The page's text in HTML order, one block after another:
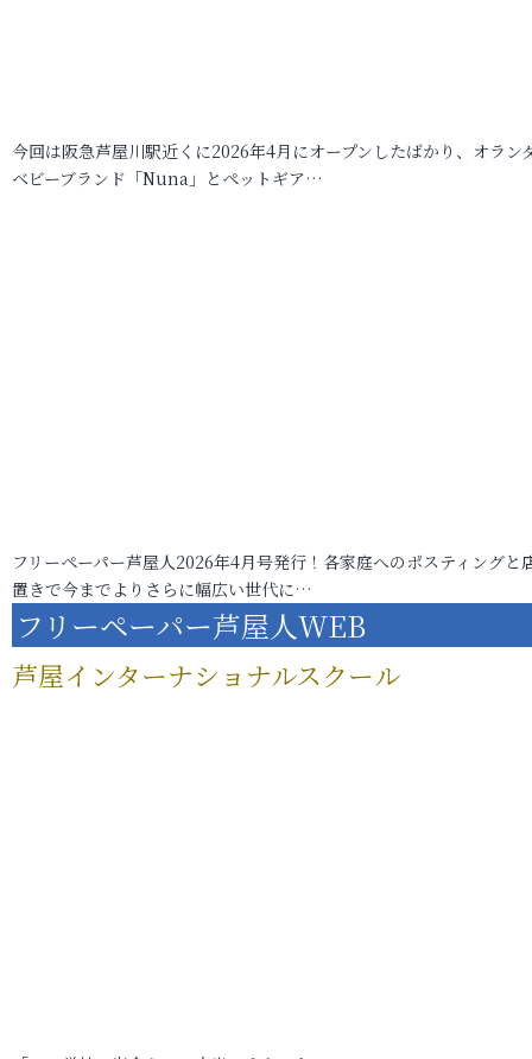
今回は阪急芦屋川駅近くに2026年4月にオープンしたばかり、オラン
ベビーブランド「Nuna」とペットギア…
フリーペーパー芦屋人2026年4月号発行！各家庭へのポスティングと
置きで今までよりさらに幅広い世代に…
フリーペーパー芦屋人WEB
芦屋インターナショナルスクール